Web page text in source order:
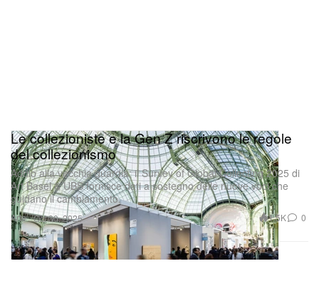
Arte
Le collezioniste e la Gen Z riscrivono le regole
del collezionismo
Addio alla vecchia guardia: il Survey of Global Collecting 2025 di
Art Basel & UBS fornisce dati a sostegno delle nuove voci che
guidano il cambiamento.
Oct 30, 2025 1.5K 0